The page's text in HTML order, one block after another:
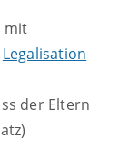
mit
Legalisation
der Eltern